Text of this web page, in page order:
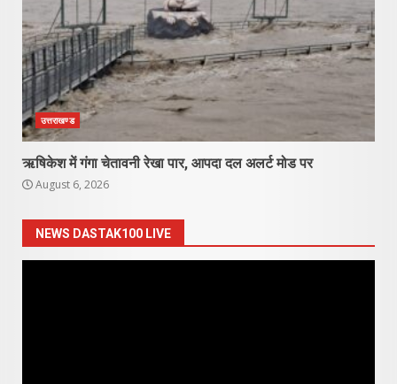
उत्तराखण्ड
ऋषिकेश में गंगा चेतावनी रेखा पार, आपदा दल अलर्ट मोड पर
August 6, 2026
NEWS DASTAK100 LIVE